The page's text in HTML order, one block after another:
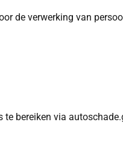
de verwerking van
bereiken via